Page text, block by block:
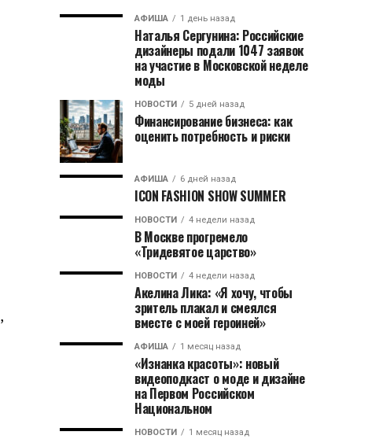
,
АФИША 1 день назад
Наталья Сергунина: Российские
дизайнеры подали 1047 заявок
на участие в Московской неделе
моды
НОВОСТИ 5 дней назад
Финансирование бизнеса: как
оценить потребность и риски
АФИША 6 дней назад
ICON FASHION SHOW SUMMER
НОВОСТИ 4 недели назад
В Москве прогремело
«Тридевятое царство»
НОВОСТИ 4 недели назад
Акелина Лика: «Я хочу, чтобы
зритель плакал и смеялся
вместе с моей героиней»
АФИША 1 месяц назад
«Изнанка красоты»: новый
видеоподкаст о моде и дизайне
на Первом Российском
Национальном
НОВОСТИ 1 месяц назад